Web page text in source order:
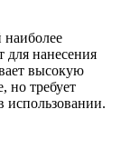
наиболее
нанесения
высокую
но требует
использовании.